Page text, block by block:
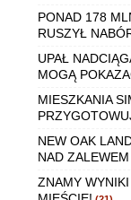
PONAD 178
RUSZYŁ
UPAŁ
MOGĄ
MIESZKANIA
NEW OAK
NAD
ZNAMY